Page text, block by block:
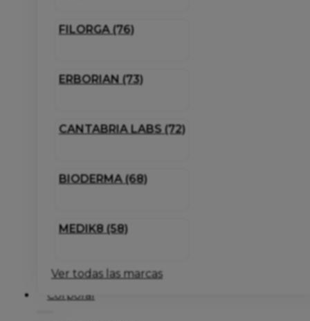
FILORGA (76)
ERBORIAN (73)
CANTABRIA LABS (72)
BIODERMA (68)
MEDIK8 (58)
Ver todas las marcas
Corporal